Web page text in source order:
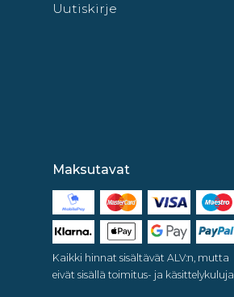
Uutiskirje
Maksutavat
Kaikki hinnat sisältävät ALV:n, mutta
eivät sisällä toimitus- ja käsittelykuluja.